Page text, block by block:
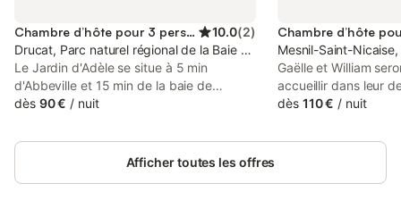
Chambre d’hôte pour 3 personnes 10.0(2)
Drucat, Parc naturel régional de la Baie de Somme Picardie
Le Jardin d'Adèle se situe à 5 min
d'Abbeville et 15 min de la baie de
Somme, dans la maison des propriétaires.
dans la propriété, piscine non chauffée et
ouverte du 15 mai au 15 septembre.
dès 90 € / nuit
Mesnil-Saint-
Gaëlle et William
accueillir dans leur
de 1896, s'élevant
proposons : - au 1er
dès 110 € / nuit
Afficher toutes les offres